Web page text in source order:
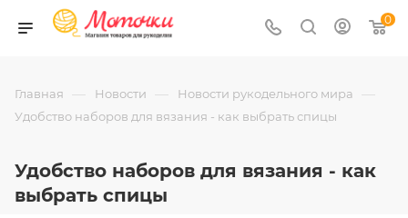
0
Главная — Новости — Новости рукодельного мира —
Удобство наборов для вязания - как выбрать спицы
Удобство наборов для вязания - как
выбрать спицы